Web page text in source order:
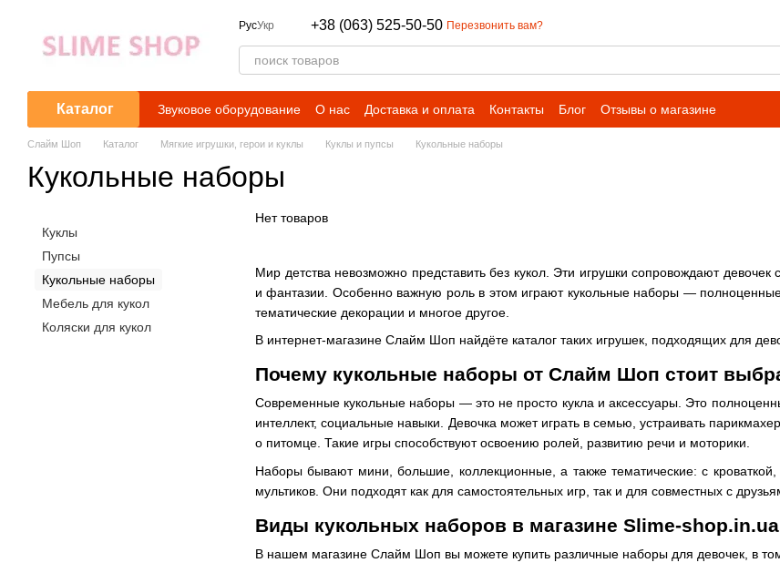
РусУкр +38 (063) 525-50-50 Перезвонить вам?
Каталог Звуковое оборудование О нас Доставка и оплата Контакты Блог Отзывы о магазине
Слайм Шоп Каталог Мягкие игрушки, герои и куклы Куклы и пупсы Кукольные наборы
Кукольные наборы
Мир детства невозможно представить без кукол. Эти игрушки сопровождают
и фантазии. Особенно важную роль в этом играют кукольные наборы —
тематические декорации и многое другое.
В интернет-магазине Слайм Шоп найдёте каталог таких игрушек, подходящих для
Почему кукольные наборы от Слайм Шоп стоит
Современные кукольные наборы — это не просто кукла и аксессуары. Это
интеллект, социальные навыки. Девочка может играть в семью, устраивать
о питомце. Такие игры способствуют освоению ролей, развитию речи и моторики.
Наборы бывают мини, большие, коллекционные, а также тематические: с
мультиков. Они подходят как для самостоятельных игр, так и для совместных с
Виды кукольных наборов в магазине Slime-shop.in.ua
В нашем магазине Слайм Шоп вы можете купить различные наборы для девочек, в
Нет товаров
Куклы
Пупсы
Кукольные наборы
Мебель для кукол
Коляски для кукол